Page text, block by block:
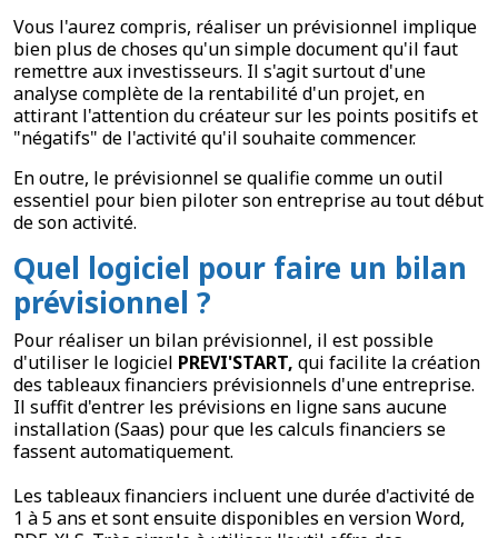
Vous l'aurez compris, réaliser un prévisionnel implique
bien plus de choses qu'un simple document qu'il faut
remettre aux investisseurs. Il s'agit surtout d'une
analyse complète de la rentabilité d'un projet, en
attirant l'attention du créateur sur les points positifs et
"négatifs" de l'activité qu'il souhaite commencer.
En outre, le prévisionnel se qualifie comme un outil
essentiel pour bien piloter son entreprise au tout début
de son activité.
Quel logiciel pour faire un bilan
prévisionnel ?
Pour réaliser un bilan prévisionnel, il est possible
d'utiliser le logiciel PREVI'START, qui facilite la création
des tableaux financiers prévisionnels d'une entreprise.
Il suffit d'entrer les prévisions en ligne sans aucune
installation (Saas) pour que les calculs financiers se
fassent automatiquement.
Les tableaux financiers incluent une durée d'activité de
1 à 5 ans et sont ensuite disponibles en version Word,